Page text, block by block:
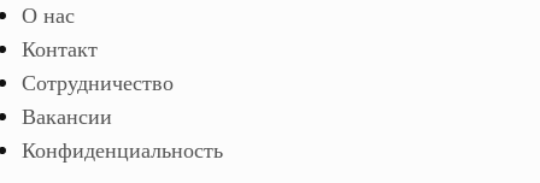
О нас
Контакт
Сотрудничество
Вакансии
Конфиденциальность